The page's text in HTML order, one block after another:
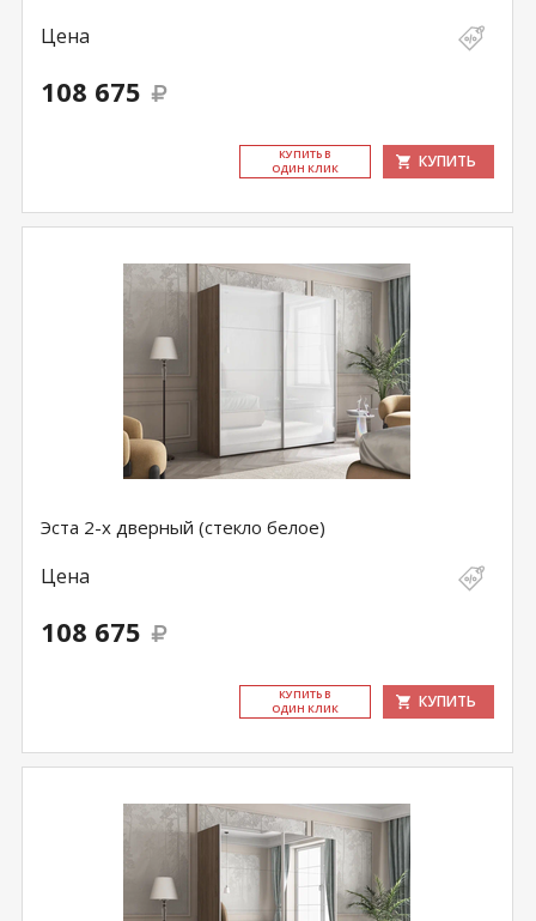
Цена
108 675
КУ­ПИТЬ В
ОДИН КЛИК
КУПИТЬ
Эста 2-х дверный (стекло белое)
Цена
108 675
КУ­ПИТЬ В
ОДИН КЛИК
КУПИТЬ